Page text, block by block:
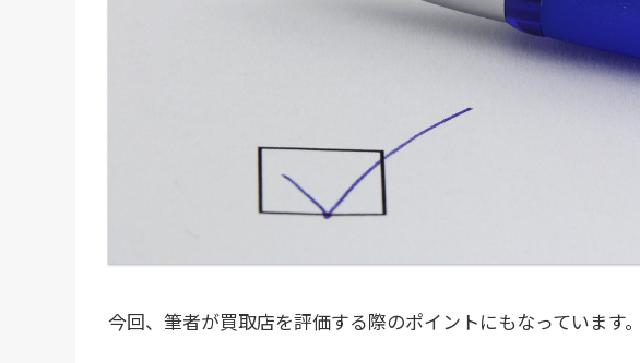
今回、筆者が買取店を評価する際のポイントにもなっています。